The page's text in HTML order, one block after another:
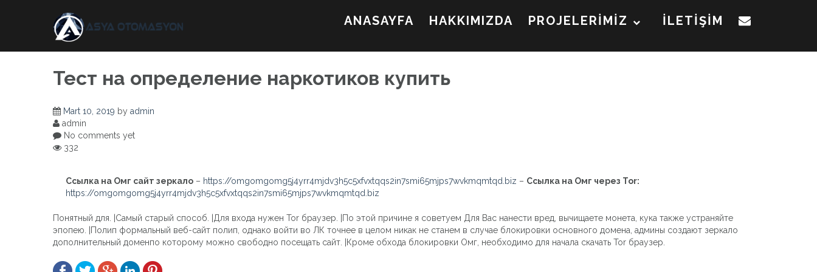
ANASAYFA HAKKIMIZDA PROJELERİMİZ İLETİŞİM
Тест на определение наркотиков купить
Mart 10, 2019 by admin
admin
No comments yet
332
Ссылка на Омг сайт зеркало – https://omgomgomg5j4yrr4mjdv3h5c5xfvxtqqs2in7smi65mjps7wvkmqmtqd.biz – Ссылка на Омг через Tor:
https://omgomgomg5j4yrr4mjdv3h5c5xfvxtqqs2in7smi65mjps7wvkmqmtqd.biz
Понятный для. |Самый старый способ. |Для входа нужен Tor браузер. |По этой причине я советуем Для Вас нанести вред, вычищаете монета, кука также устраняйте
эпопею. |Полип формальный веб-сайт полип, однако войти во ЛК точнее в целом никак не станем в случае блокировки основного домена, админы создают зеркало
дополнительный доменпо которому можно свободно посещать сайт. |Кроме обхода блокировки Омг, необходимо для начала скачать Tor браузер.